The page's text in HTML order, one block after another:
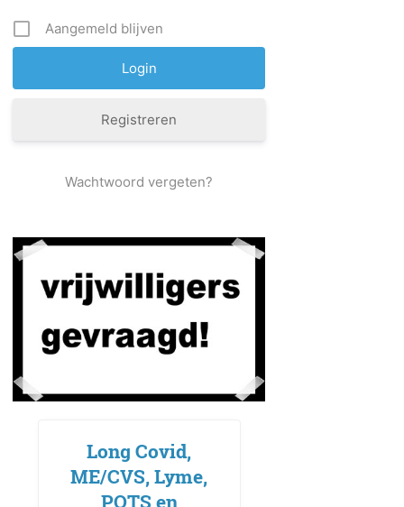
Aangemeld blijven
Registreren
Wachtwoord vergeten?
Long Covid,
ME/CVS, Lyme,
POTS en